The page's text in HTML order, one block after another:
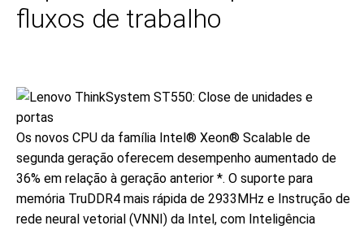
fluxos de trabalho
Os novos CPU da família Intel® Xeon® Scalable de
segunda geração oferecem desempenho aumentado de
36% em relação à geração anterior *. O suporte para
memória TruDDR4 mais rápida de 2933MHz e Instrução de
rede neural vetorial (VNNI) da Intel, com Inteligência